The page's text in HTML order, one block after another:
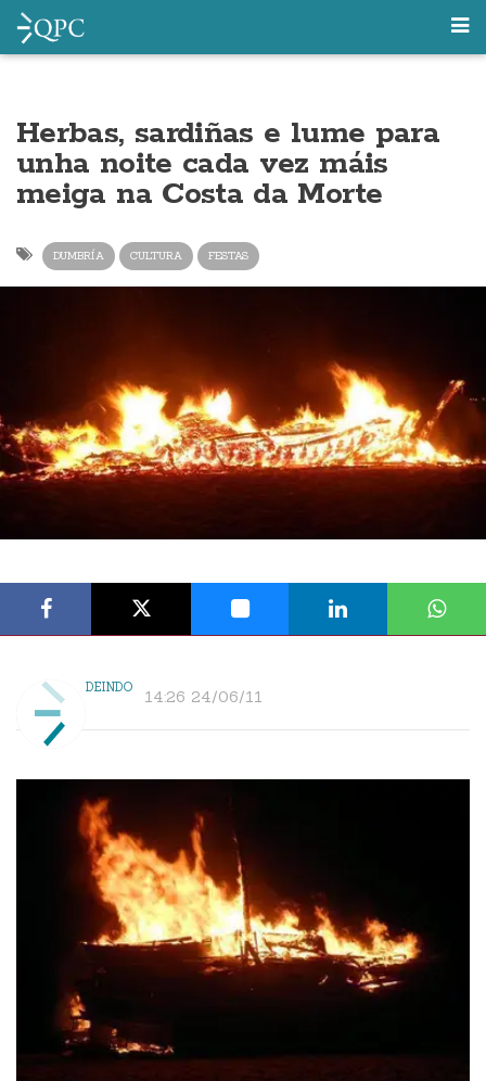
Herbas, sardiñas e lume para
unha noite cada vez máis
meiga na Costa da Morte
DUMBRÍA CULTURA FESTAS
DEINDO 14:26 24/06/11